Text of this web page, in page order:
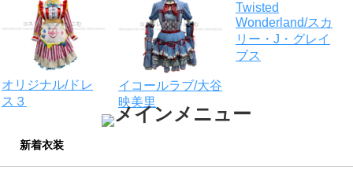
オリジナル/ドレ
ス３
イコールラブ/大谷
映美里
Twisted
Wonderland/スカ
リー・J・グレイ
ブス
新着衣装